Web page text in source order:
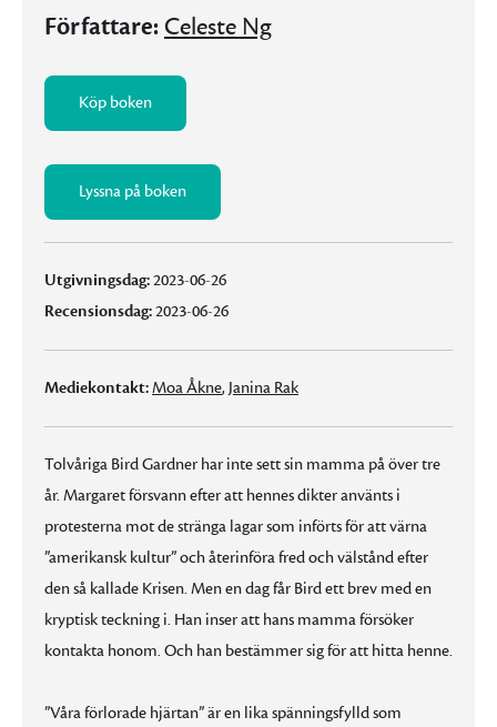
Författare: Celeste Ng
Köp boken
Lyssna på boken
Utgivningsdag:2023-06-26
Recensionsdag:2023-06-26
Mediekontakt:Moa Åkne, Janina Rak
Tolvåriga Bird Gardner har inte sett sin mamma på över tre
år. Margaret försvann efter att hennes dikter använts i
protesterna mot de stränga lagar som införts för att värna
”amerikansk kultur” och återinföra fred och välstånd efter
den så kallade Krisen. Men en dag får Bird ett brev med en
kryptisk teckning i. Han inser att hans mamma försöker
kontakta honom. Och han bestämmer sig för att hitta henne.
”Våra förlorade hjärtan” är en lika spänningsfylld som